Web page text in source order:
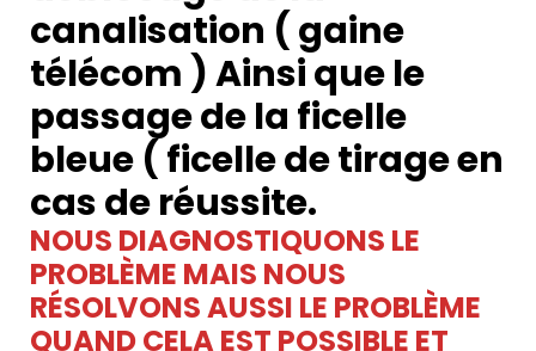
canalisation ( gaine
télécom ) Ainsi que le
passage de la ficelle
bleue ( ficelle de tirage en
cas de réussite.
NOUS DIAGNOSTIQUONS LE
PROBLÈME MAIS NOUS
RÉSOLVONS AUSSI LE PROBLÈME
QUAND CELA EST POSSIBLE ET